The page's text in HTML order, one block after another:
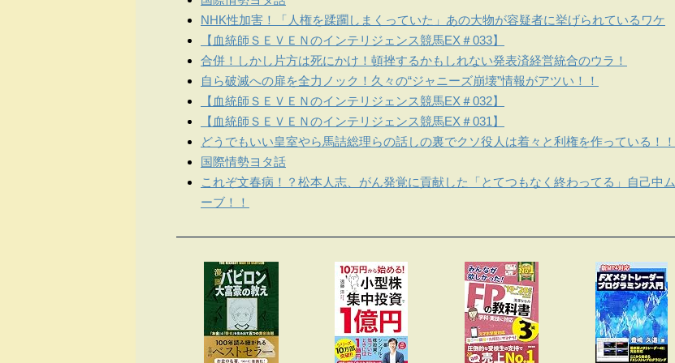
NHK性加害！「人権を蹂躙しまくっていた」あの大物が容疑者に挙げられているワケ
【血統師ＳＥＶＥＮのインテリジェンス競馬EX＃033】
合併！しかし片方は死にかけ！頓挫するかもしれない発表済経営統合のウラ！
自ら破滅への扉を全力ノック！久々の“ジャニーズ崩壊”情報がアツい！！
【血統師ＳＥＶＥＮのインテリジェンス競馬EX＃032】
【血統師ＳＥＶＥＮのインテリジェンス競馬EX＃031】
どうでもいい皇室やら馬詰総理らの話しの裏でクソ役人は着々と利権を作っている！！
国際情勢ヨタ話
これぞ文春病！？松本人志、がん発覚に貢献した「とてつもなく終わってる」自己中ム
ーブ！！